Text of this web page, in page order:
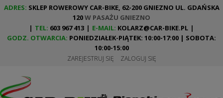
ADRES: SKLEP ROWEROWY CAR-BIKE, 62-200 GNIEZNO UL. GDAŃSKA
120W PASAŻU GNIEZNO
| TEL: 603 967 413 | E-MAIL: KOLARZ@CAR-BIKE.PL |
GODZ. OTWARCIA: PONIEDZIAŁEK-PIĄTEK: 10:00-17:00 | SOBOTA:
10:00-15:00
ZAREJESTRUJ SIĘ ZALOGUJ SIĘ